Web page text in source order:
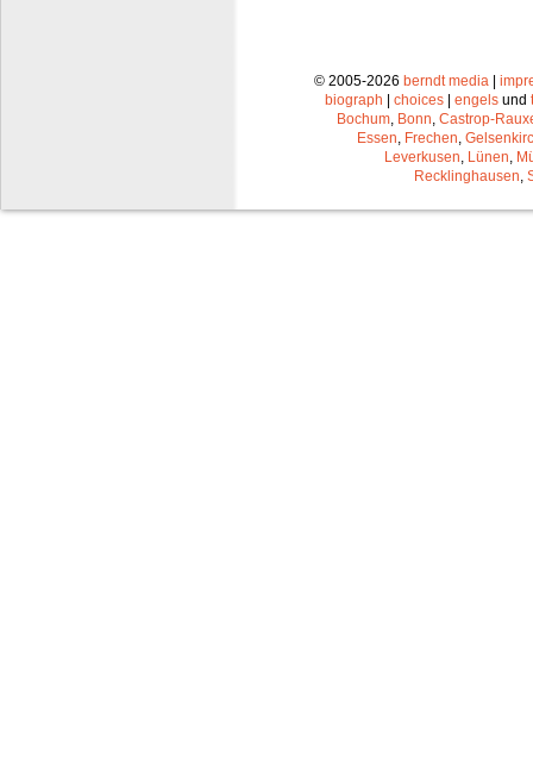
© 2005-2026 berndt media |
biograph | choices | engels und
Bochum Bonn Castrop-
Essen Frechen
Leverkusen Lünen
Recklinghausen